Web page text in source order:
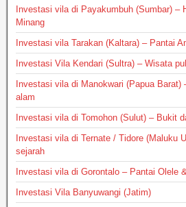
Investasi vila di Payakumbuh (Sumbar) –
Minang
Investasi vila Tarakan (Kaltara) – Pantai
Investasi Vila Kendari (Sultra) – Wisata
Investasi vila di Manokwari (Papua Barat)
alam
Investasi vila di Tomohon (Sulut) – Bukit
Investasi vila di Ternate / Tidore (Maluku
sejarah
Investasi vila di Gorontalo – Pantai Olele
Investasi Vila Banyuwangi (Jatim)